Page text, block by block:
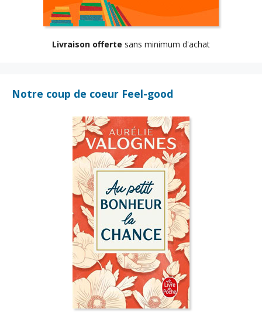
Livraison offerte sans minimum d'achat
Notre coup de coeur Feel-good